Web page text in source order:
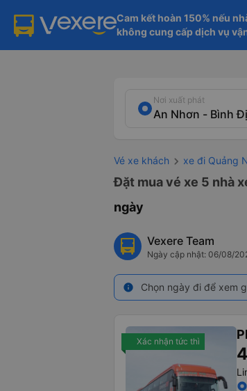
Cam kết hoàn 150% nếu
không cung cấp dịch vụ
Nơi xuất phát
Vé xe khách xe đi Quảng
Đặt mua vé xe 5 nhà
ngày
Vexere Team
Ngày cập nhật: 06/08/
info Chọn ngày đi để xem
Xác nhận tức thì